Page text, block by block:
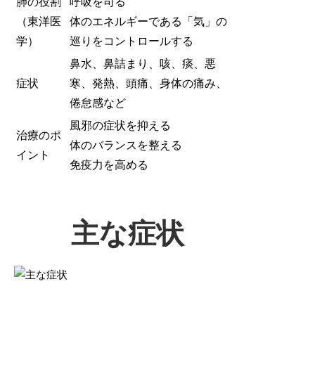
（東洋医
学）
体のエネルギーである「気」の
巡りをコントロールする
症状
鼻水、鼻詰まり、咳、痰、悪
寒、発熱、頭痛、身体の痛み、
倦怠感など
治療のポ
イント
風邪の症状を抑える
体のバランスを整える
免疫力を高める
主な症状